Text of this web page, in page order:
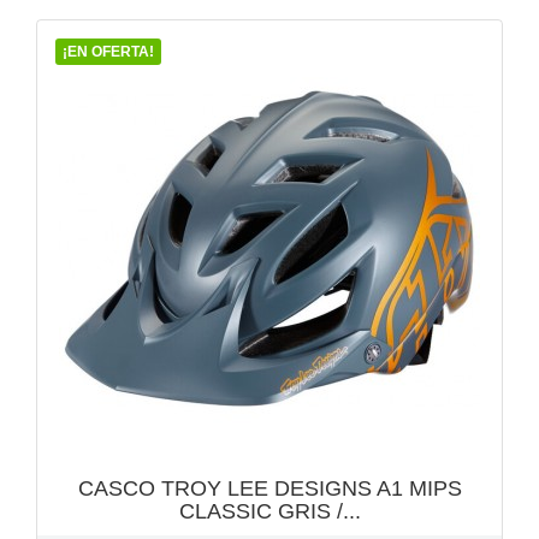
¡EN OFERTA!
CASCO TROY LEE DESIGNS A1 MIPS
CLASSIC GRIS /...
VISTA RÁPIDA